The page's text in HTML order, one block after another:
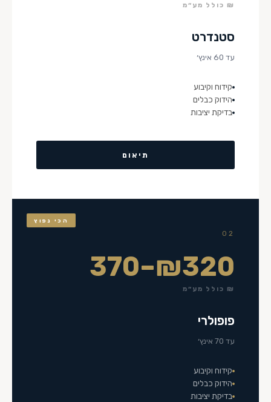
₪ כולל מע״מ
סטנדרט
עד 60 אינץ׳
קידוח וקיבוע
הידוק כבלים
בדיקת יציבות
תיאום
הכי נפוץ
02
₪320–370
₪ כולל מע״מ
פופולרי
עד 70 אינץ׳
קידוח וקיבוע
הידוק כבלים
בדיקת יציבות